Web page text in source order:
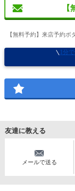
【無料予約】来店予約
1分
友達に教える
メールで送る